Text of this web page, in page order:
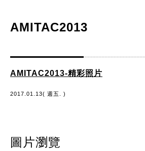
AMITAC2013
AMITAC2013-精彩照片
2017.01.13( 週五. )
圖片瀏覽